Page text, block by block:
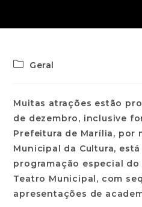
Geral
Muitas atrações estão
de dezembro, inclusive
Prefeitura de Marília, por
Municipal da Cultura,
programação especial
Teatro Municipal, com
apresentações de